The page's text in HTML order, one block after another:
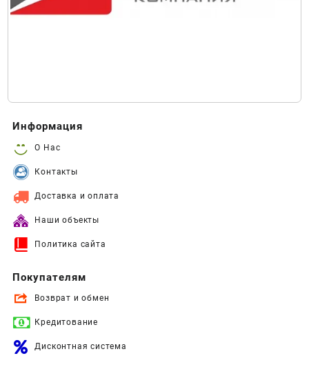
Информация
О Нас
Контакты
Доставка и оплата
Наши объекты
Политика сайта
Покупателям
Возврат и обмен
Кредитование
Дисконтная система